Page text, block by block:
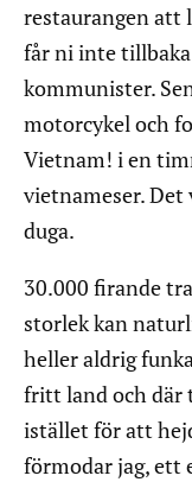
restaurangen att
får ni inte tillbaka
kommunister.
motorcykel och
Vietnam! i en
vietnameser.
duga.
30.000 firande
storlek kan
heller aldrig
fritt land och där
istället för att
förmodar jag, ett